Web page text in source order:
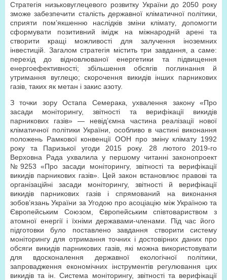
Стратегія низьковуглецевого розвитку України до 2050 року
зможе забезпечити сталість державної кліматичної політики‚
сприяти пом’якшенню наслідків зміни клімату‚ допомогти
сформувати позитивний імідж на міжнародній арені та
створити кращі можливості для залучення іноземних
інвестицій. Загалом стратегія містить три завдання‚ а саме:
перехід до відновлюваної енергетики та підвищення
енергоефективності; збільшення обсягів поглинання й
утримання вуглецю; скорочення викидів інших парникових
газів, таких як метан і закис азоту.
З точки зору Остапа Семерака‚ ухвалення закону «Про
засади моніторингу, звітності та верифікації викидів
парникових газів» — невід’ємна частина реалізації нової
кліматичної політики України, особливо в частині виконання
положень Рамкової конвенції ООН про зміну клімату 1992
року та Паризької угоди 2015 року. 28 лютого 2019-го
Верховна Рада ухвалила у першому читанні законопроект
№9253 «Про засади моніторингу, звітності та верифікації
викидів парникових газів». Цей закон встановлює правові та
організаційні засади моніторингу, звітності й верифікації
викидів парникових газів і спрямований на виконання
зобов’язань України за Угодою про асоціацію між Україною та
Європейським Союзом, Європейським співтовариством з
атомної енергії і їхніми державами-членами. Під час його
підготовки було поставлено завдання створити систему
моніторингу для отримання точних і достовірних даних про
обсяги викидів парникових газів, які можна використовувати
для вдосконалення державної екологічної політики‚
запровадження економічних інструментів регулювання цих
викидів та ін. Система моніторингу, звітності та верифікації